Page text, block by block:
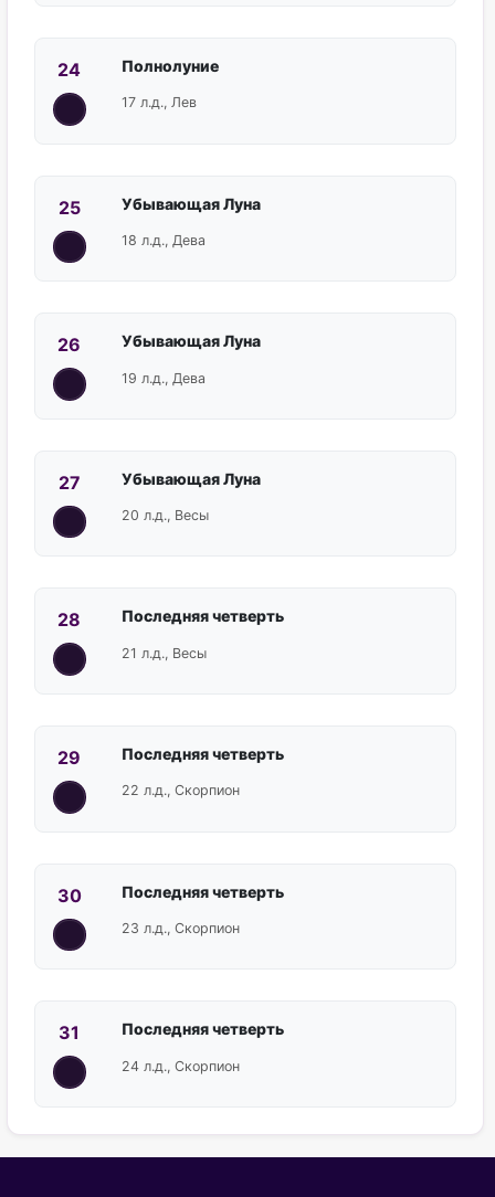
24 Полнолуние
17 л.д., Лев
25 Убывающая Луна
18 л.д., Дева
26 Убывающая Луна
19 л.д., Дева
27 Убывающая Луна
20 л.д., Весы
28 Последняя четверть
21 л.д., Весы
29 Последняя четверть
22 л.д., Скорпион
30 Последняя четверть
23 л.д., Скорпион
31 Последняя четверть
24 л.д., Скорпион